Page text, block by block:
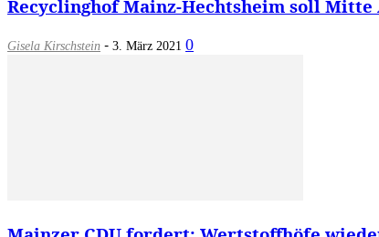
Recyclinghof Mainz-Hechtsheim soll
Gisela Kirschstein - 3. März 2021 0